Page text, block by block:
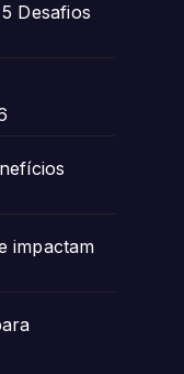
Desafios
impactam